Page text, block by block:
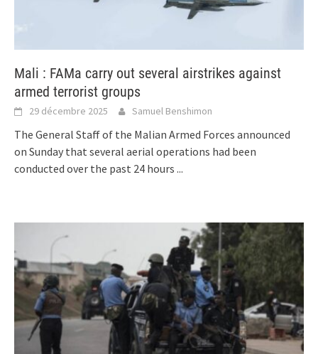
Mali : FAMa carry out several airstrikes against
armed terrorist groups
29 décembre 2025 Samuel Benshimon
The General Staff of the Malian Armed Forces announced
on Sunday that several aerial operations had been
conducted over the past 24 hours ...